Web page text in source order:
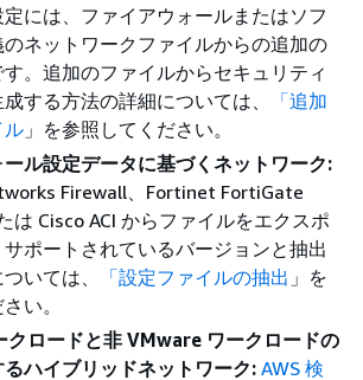
定には、ファイアウォールまたはソフ
のネットワークファイルからの追加の
す。追加のファイルからセキュリティ
する方法の詳細については、
「追加
ル 」を参照してください。
ル設定データに基づくネットワーク:
Firewall、Fortinet FortiGate
は Cisco ACI からファイルをエクスポ
ポートされているバージョンと抽出
いては、
「設定ファイルの抽出 」を
い。
ロードと非 VMware ワークロードの
ハイブリッドネットワーク: AWS 検